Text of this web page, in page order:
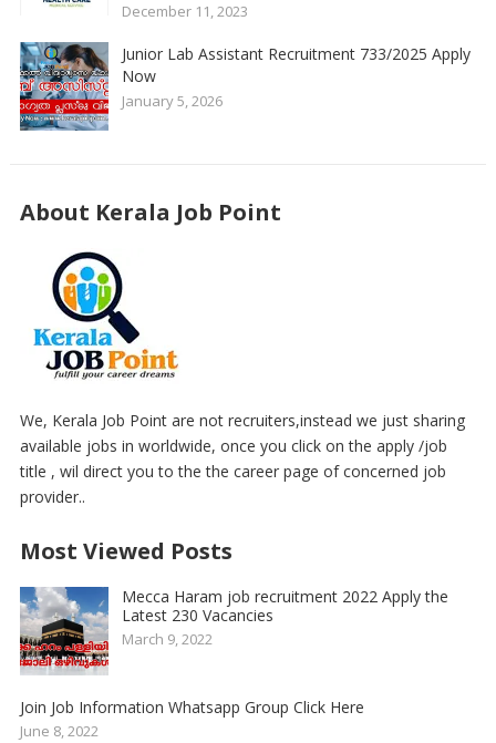
December 11, 2023
Junior Lab Assistant Recruitment 733/2025 Apply
Now
January 5, 2026
About Kerala Job Point
We, Kerala Job Point are not recruiters,instead we just sharing
available jobs in worldwide, once you click on the apply /job
title , wil direct you to the the career page of concerned job
provider..
Most Viewed Posts
Mecca Haram job recruitment 2022 Apply the
Latest 230 Vacancies
March 9, 2022
Join Job Information Whatsapp Group Click Here
June 8, 2022